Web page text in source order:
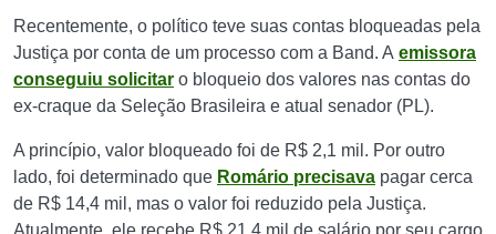
Recentemente, o político teve suas contas bloqueadas pela
Justiça por conta de um processo com a Band. A emissora
conseguiu solicitar o bloqueio dos valores nas contas do
ex-craque da Seleção Brasileira e atual senador (PL).
A princípio, valor bloqueado foi de R$ 2,1 mil. Por outro
lado, foi determinado que Romário precisava pagar cerca
de R$ 14,4 mil, mas o valor foi reduzido pela Justiça.
Atualmente, ele recebe R$ 21,4 mil de salário por seu cargo